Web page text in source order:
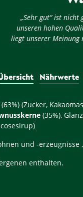
„Sehr gut“ ist
unseren hohen
liegt unserer Meinung
Nährwerte
(Zucker,
(35%),
und -erzeugnisse
enthalten.